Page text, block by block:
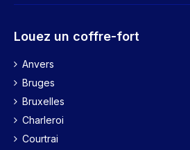
Louez un coffre-fort
Anvers
Bruges
Bruxelles
Charleroi
Courtrai